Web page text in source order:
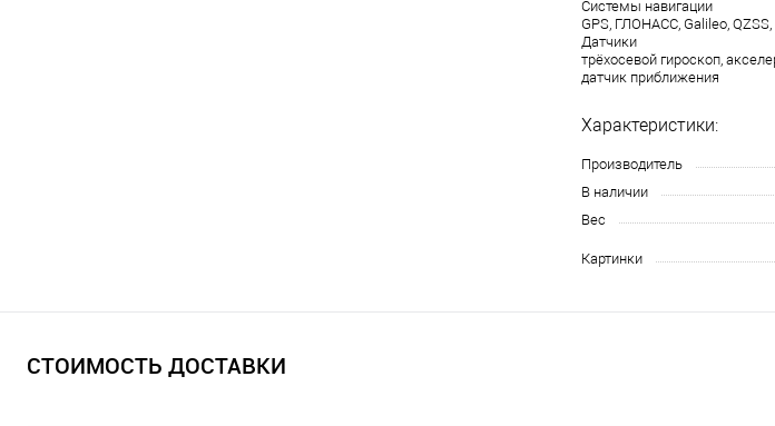
Системы навигации
GPS, ГЛОНАСС, Galileo, QZSS,
Датчики
трёхосевой гироскоп,
датчик приближения
Характеристики:
Производитель
В наличии
Вес
Картинки
СТОИМОСТЬ ДОСТАВКИ